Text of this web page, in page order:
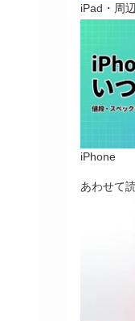
iPad・周
iPhone
あわせて